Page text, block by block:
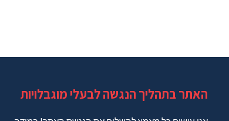
האתר בתהליך הנגשה לבעלי מוגבלויות